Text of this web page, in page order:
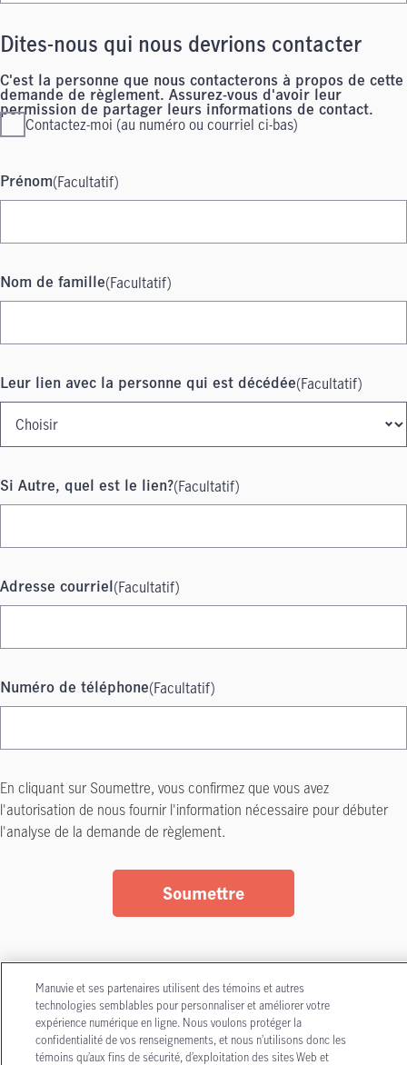
Dites-nous qui nous devrions contacter
C'est la personne que nous contacterons à propos de cette
demande de règlement. Assurez-vous d'avoir leur
permission de partager leurs informations de contact.
Contactez-moi (au numéro ou courriel ci-bas)
Prénom(Facultatif)
Nom de famille(Facultatif)
Leur lien avec la personne qui est décédée(Facultatif)
Si Autre, quel est le lien?(Facultatif)
Adresse courriel (Facultatif)
Numéro de téléphone(Facultatif)
En cliquant sur Soumettre, vous confirmez que vous avez
l'autorisation de nous fournir l'information nécessaire pour débuter
l'analyse de la demande de règlement.
Soumettre
Droits d'auteur - La Compagnie d'Assurance-Vie Manufacturers
(Manuvie) nineteen ninety nine to two thousand and nineteen
1999-2026
Manuvie et ses partenaires utilisent des témoins et autres
technologies semblables pour personnaliser et améliorer votre
expérience numérique en ligne. Nous voulons protéger la
confidentialité de vos renseignements, et nous n’utilisons donc les
témoins qu’aux fins de sécurité, d’exploitation des sites Web et